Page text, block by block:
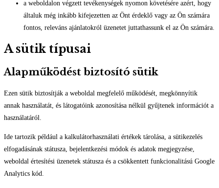
a weboldalon végzett tevékenységek nyomon követésére azért, hogy
általuk még inkább kifejezetten az Önt érdeklő vagy az Ön számára
fontos, releváns ajánlatokról üzenetet juttathassunk el az Ön számára.
A sütik típusai
Alapműködést biztosító sütik
Ezen sütik biztosítják a weboldal megfelelő működését, megkönnyítik
annak használatát, és látogatóink azonosítása nélkül gyűjtenek információt a
használatáról.
Ide tartozik például a kalkulátorhasználati értékek tárolása, a sütikezelés
elfogadásának státusza, bejelentkezési módok és adatok megjegyzése,
weboldal értesítési üzenetek státusza és a csökkentett funkcionalitású Google
Analytics kód.